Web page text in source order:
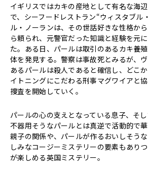
イギリスではカキの産地として有名な海
で、シーフードレストラン“ウィスタブル
ル・ノーランは、その世話好きな性格か
ら頼られ、元警官だった知識と経験を元
た。ある日、パールは取引のあるカキ養
体を発見する。警察は事故死とみるが、
あるパールは殺人であると確信し、どこ
イトニングにこだわる刑事マグワイアと
捜査を開始していく。
パールの心の支えとなっている息子、そ
不器用そうなパールとは真逆で活動的で
親子の関係や、パールが作るおいしそう
しみなコージーミステリーの要素もあり
が楽しめる英国ミステリー。